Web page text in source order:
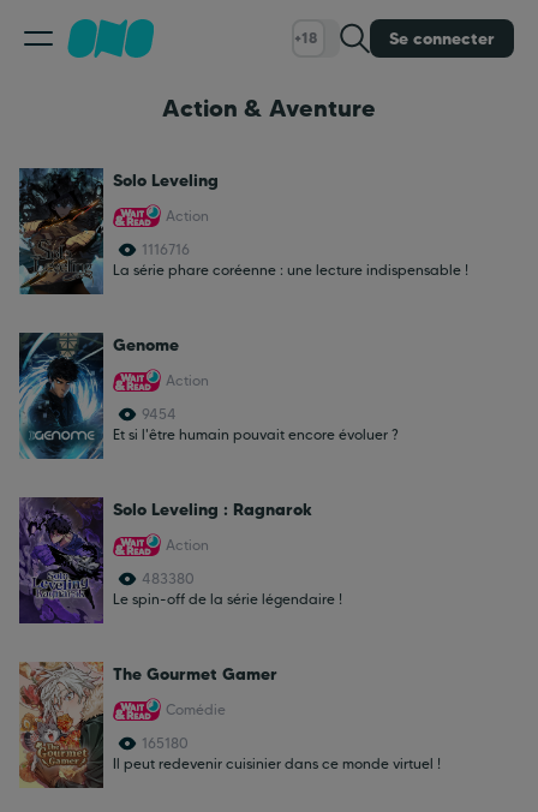
+18 Se connecter
Calendrier
Bibliothèque
Cadeaux
Coinshop
Blog
Action & Aventure
Solo Leveling
Action
1116716
La série phare coréenne : une lecture indispensable !
Genome
Action
9454
Et si l'être humain pouvait encore évoluer ?
Solo Leveling : Ragnarok
Action
483380
Le spin-off de la série légendaire !
The Gourmet Gamer
Comédie
165180
Il peut redevenir cuisinier dans ce monde virtuel !